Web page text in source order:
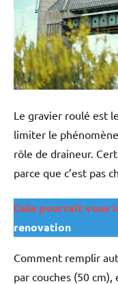
Le gravier roulé est
limiter le
rôle de draineur.
parce que c’est pas
Cela pourrait vous
renovation
Comment remplir
par couches (50